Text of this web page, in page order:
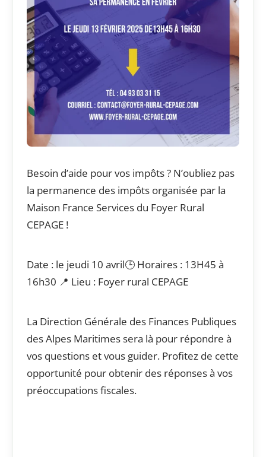
Besoin d’aide pour vos impôts ? N’oubliez pas
la permanence des impôts organisée par la
Maison France Services du Foyer Rural
CEPAGE !
Date : le jeudi 10 avril🕒 Horaires : 13H45 à
16h30 📍 Lieu : Foyer rural CEPAGE
La Direction Générale des Finances Publiques
des Alpes Maritimes sera là pour répondre à
vos questions et vous guider. Profitez de cette
opportunité pour obtenir des réponses à vos
préoccupations fiscales.